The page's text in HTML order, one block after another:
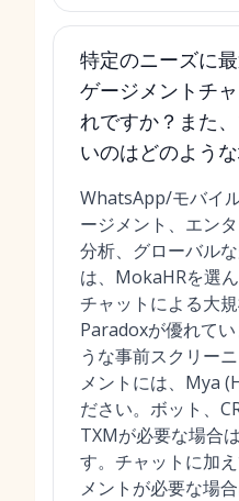
特定のニーズに
ゲージメントチ
れですか？また
いのはどのよう
WhatsApp/モバイ
ージメント、エン
分析、グローバル
は、MokaHRを選
チャットによる大
Paradoxが優れて
うな事前スクリー
メントには、Mya
ださい。ボット、
TXMが必要な場合
す。チャットに加
メントが必要な場